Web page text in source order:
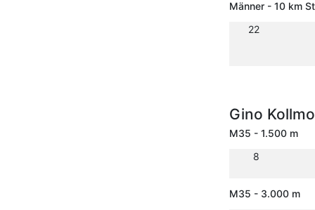
Männer - 10 km
22
Gino
M35 - 1.500 m
8
M35 - 3.000 m